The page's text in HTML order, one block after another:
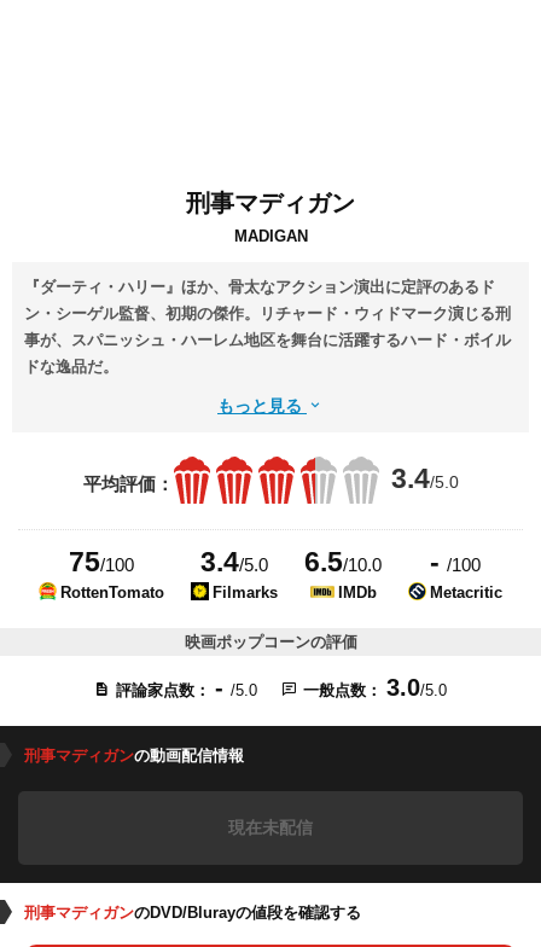
刑事マディガン
MADIGAN
『ダーティ・ハリー』ほか、骨太なアクション演出に定評のあるド
ン・シーゲル監督、初期の傑作。リチャード・ウィドマーク演じる刑
事が、スパニッシュ・ハーレム地区を舞台に活躍するハード・ボイル
ドな逸品だ。
もっと見る
平均評価： 3.4/5.0
75/100
RottenTomato
3.4/5.0
Filmarks
6.5/10.0
IMDb
- /100
Metacritic
映画ポップコーンの評価
評論家点数： - /5.0 一般点数： 3.0/5.0
刑事マディガンの動画配信情報
現在未配信
刑事マディガンのDVD/Blurayの値段を確認する